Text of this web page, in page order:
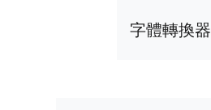
字體轉換器